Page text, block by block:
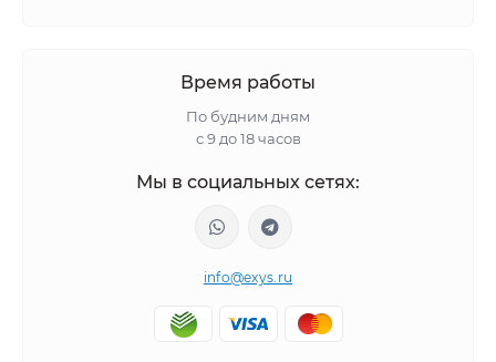
Время работы
По будним дням
с 9 до 18 часов
Мы в социальных сетях:
info@exys.ru